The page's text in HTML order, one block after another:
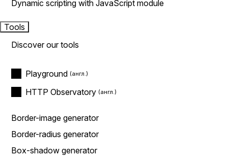
Dynamic scripting with JavaScript module
Tools
Discover our tools
Playground
HTTP Observatory
Border-image generator
Border-radius generator
Box-shadow generator